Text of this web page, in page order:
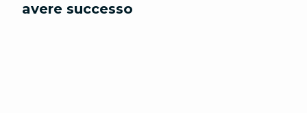
avere successo